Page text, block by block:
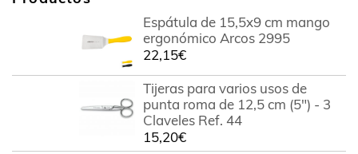
Espátula de 15,5x9 cm mango
ergonómico Arcos 2995
22,15€
Tijeras para varios usos de
punta roma de 12,5 cm (5") - 3
Claveles Ref. 44
15,20€